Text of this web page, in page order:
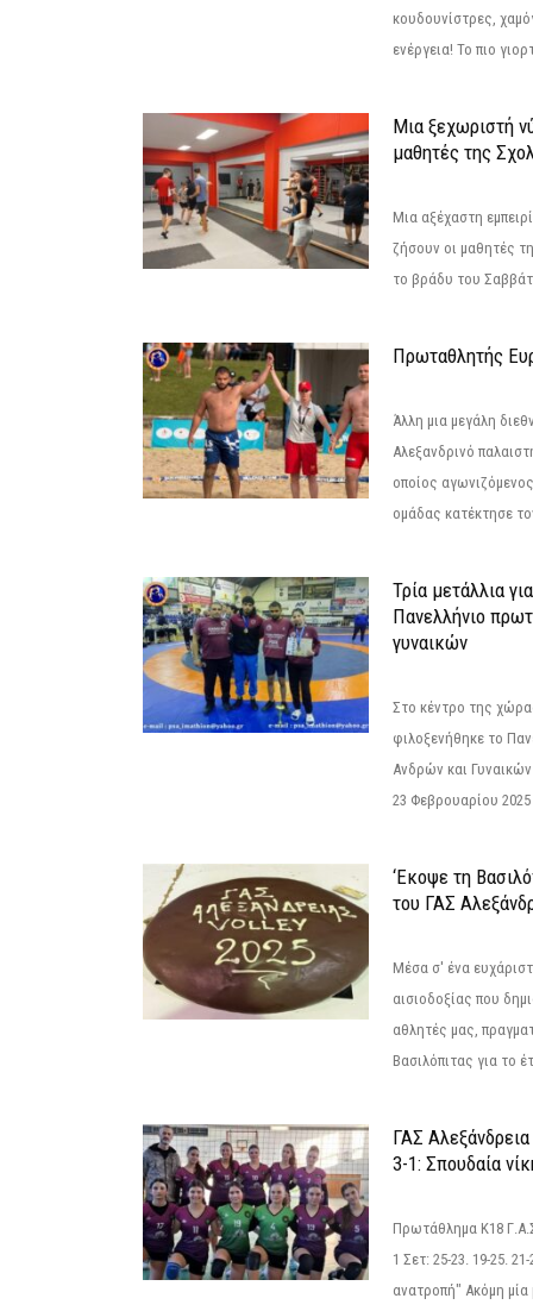
κουδουνίστρες,
ενέργεια! Το πιο
Μια ξεχωριστή
μαθητές της
Μια αξέχαστη
ζήσουν οι μαθητές
το βράδυ του
Πρωταθλητής
Άλλη μια μεγάλη
Αλεξανδρινό
οποίος
ομάδας κατέκτησε
Τρία μετάλλια
Πανελλήνιο
γυναικών
Στο κέντρο της
φιλοξενήθηκε το
Ανδρών και
23 Φεβρουαρίου
‘Εκοψε τη
του ΓΑΣ
Μέσα σ' ένα
αισιοδοξίας που
αθλητές μας,
Βασιλόπιτας για το
ΓΑΣ
3-1: Σπουδαία
Πρωτάθλημα Κ18
1 Σετ: 25-23. 19-25.
ανατροπή" Ακόμη μία